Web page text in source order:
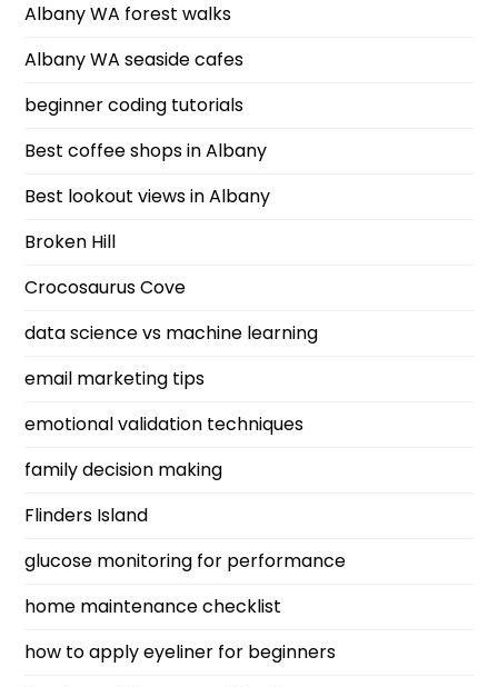
Albany WA forest walks
Albany WA seaside cafes
beginner coding tutorials
Best coffee shops in Albany
Best lookout views in Albany
Broken Hill
Crocosaurus Cove
data science vs machine learning
email marketing tips
emotional validation techniques
family decision making
Flinders Island
glucose monitoring for performance
home maintenance checklist
how to apply eyeliner for beginners